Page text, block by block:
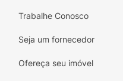
Trabalhe Conosco
Seja um fornecedor
Ofereça seu imóvel